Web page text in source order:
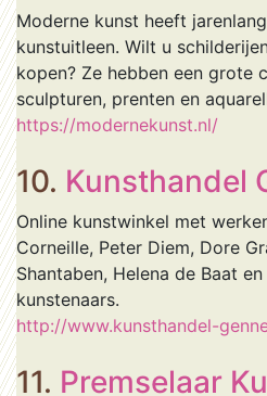
Moderne kunst heeft
kunstuitleen. Wilt u
kopen? Ze hebben een grote
sculpturen, prenten en
https://modernekunst.nl/
10. Kunsthandel
Online kunstwinkel met
Corneille, Peter Diem, Dore
Shantaben, Helena de Baat
kunstenaars.
http://www.kunsthandel-
11. Premselaar